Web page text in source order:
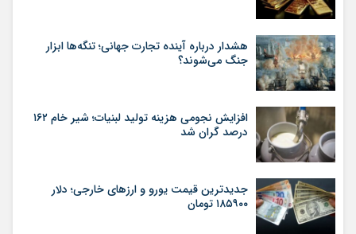
هشدار درباره آینده تجارت جهانی؛ تنگه‌ها ابزار
جنگ می‌شوند؟
افزایش نجومی هزینه تولید لبنیات؛ شیر خام ۱۶۲
درصد گران شد
جدیدترین قیمت یورو و ارزهای خارجی؛ دلار
۱۸۵۹۰۰ تومان